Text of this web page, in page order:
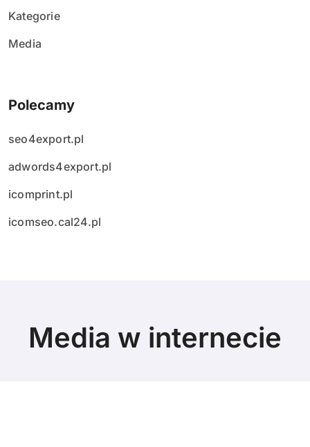
Kategorie
Media
Polecamy
seo4export.pl
adwords4export.pl
icomprint.pl
icomseo.cal24.pl
Media w internecie